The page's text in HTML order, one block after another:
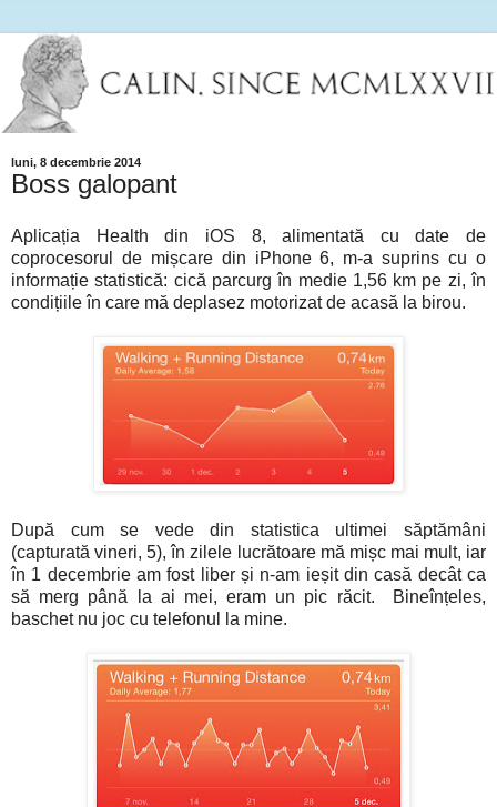
luni, 8 decembrie 2014
Boss galopant
Aplicația Health din iOS 8, alimentată cu date de
coprocesorul de mișcare din iPhone 6, m-a suprins cu o
informație statistică: cică parcurg în medie 1,56 km pe zi, în
condițiile în care mă deplasez motorizat de acasă la birou.
După cum se vede din statistica ultimei săptămâni
(capturată vineri, 5), în zilele lucrătoare mă mișc mai mult, iar
în 1 decembrie am fost liber și n-am ieșit din casă decât ca
să merg până la ai mei, eram un pic răcit. Bineînțeles,
baschet nu joc cu telefonul la mine.